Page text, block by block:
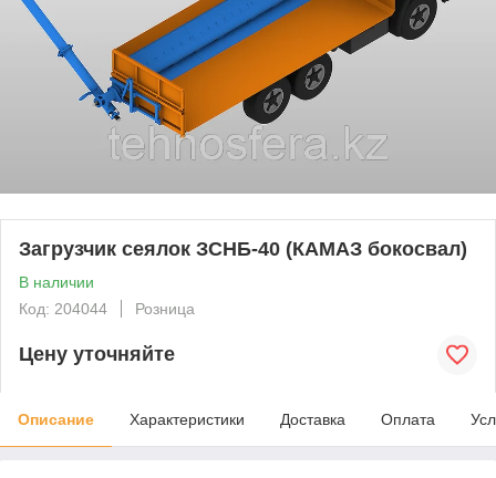
Загрузчик сеялок ЗСНБ-40 (КАМАЗ бокосвал)
В наличии
Код: 204044
Розница
Цену уточняйте
Описание Характеристики Доставка Оплата